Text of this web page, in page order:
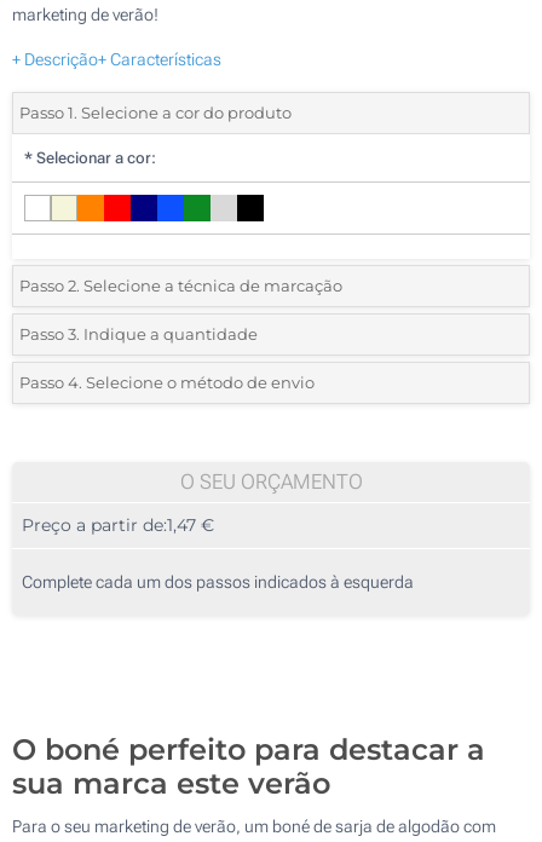
marketing de verão!
+ Descrição+ Características
Passo 1. Selecione a cor do produto
* Selecionar a cor:
Passo 2. Selecione a técnica de marcação
*Selecione o tipo de marcação e as cores do logotipo:
1 Cor (Na frente)
Passo 3. Indique a quantidade
*Quantidade mínima:25
50
125
Passo 4. Selecione o método de envio
O SEU ORÇAMENTO
Preço a partir de:1,47 €
Complete cada um dos passos indicados à esquerda
O boné perfeito para destacar a
sua marca este verão
Para o seu marketing de verão, um boné de sarja de algodão com